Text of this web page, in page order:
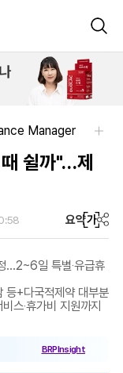
Manager
쉴까"…제
요약가
…2~6일 특별‧유급휴
등+다국적제약 대부분
스‧휴가비 지원까지
BRPInsight